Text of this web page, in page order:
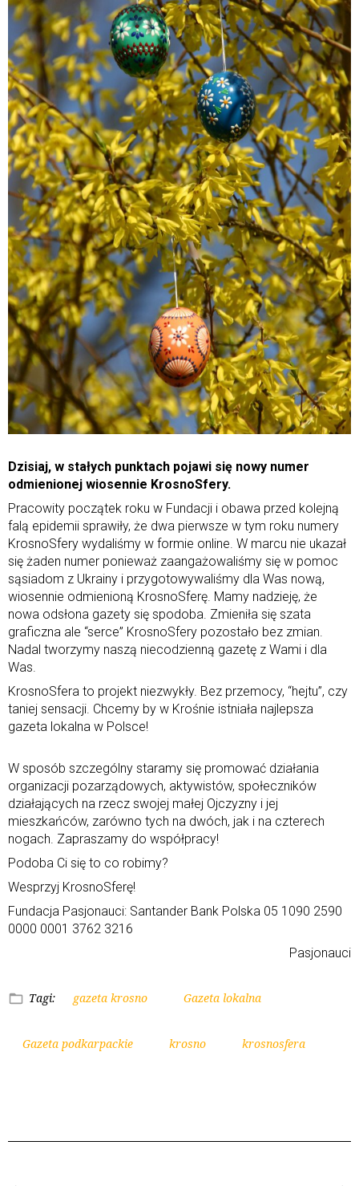
Dzisiaj, w stałych punktach pojawi się nowy numer
odmienionej wiosennie KrosnoSfery.
Pracowity początek roku w Fundacji i obawa przed kolejną
falą epidemii sprawiły, że dwa pierwsze w tym roku numery
KrosnoSfery wydaliśmy w formie online. W marcu nie ukazał
się żaden numer ponieważ zaangażowaliśmy się w pomoc
sąsiadom z Ukrainy i przygotowywaliśmy dla Was nową,
wiosennie odmienioną KrosnoSferę. Mamy nadzieję, że
nowa odsłona gazety się spodoba. Zmieniła się szata
graficzna ale “serce” KrosnoSfery pozostało bez zmian.
Nadal tworzymy naszą niecodzienną gazetę z Wami i dla
Was.
KrosnoSfera to projekt niezwykły. Bez przemocy, “hejtu”, czy
taniej sensacji. Chcemy by w Krośnie istniała najlepsza
gazeta lokalna w Polsce!
W sposób szczególny staramy się promować działania
organizacji pozarządowych, aktywistów, społeczników
działających na rzecz swojej małej Ojczyzny i jej
mieszkańców, zarówno tych na dwóch, jak i na czterech
nogach. Zapraszamy do współpracy!
Podoba Ci się to co robimy?
Wesprzyj KrosnoSferę!
Fundacja Pasjonauci: Santander Bank Polska 05 1090 2590
0000 0001 3762 3216
Pasjonauci
Tagi: gazeta krosno Gazeta lokalna
Gazeta podkarpackie krosno krosnosfera